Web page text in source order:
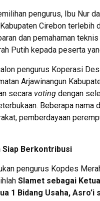
pengurus, Ibu Nur
Cirebon terlebih
dan pemahaman
Putih kepada peserta
pengurus Koperasi
Arjawinangun
secara voting dengan
Beberapa nama
pemberdayaan
Siap Berkontribusi
pengurus Kopdes
Slamet sebagai
1 Bidang Usaha, Asro’i